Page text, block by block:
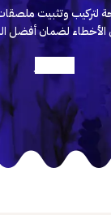
لتركيب وتثبيت
الأخطاء لضمان أفضل